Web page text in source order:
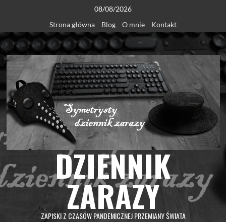
content
08/08/2026
Strona główna
Blog O mnie Kontakt
DZIENNIK
ZARAZY
ZAPISKI Z CZASÓW PANDEMICZNEJ PRZEMIANY ŚWIATA